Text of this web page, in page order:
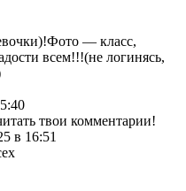
— класс,
всем!!!(не логинясь,
твои комментарии!
в 16:51